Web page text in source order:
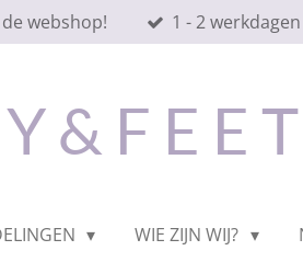
webshop! 1 - 2
& F E E
WIE ZIJN WIJ?